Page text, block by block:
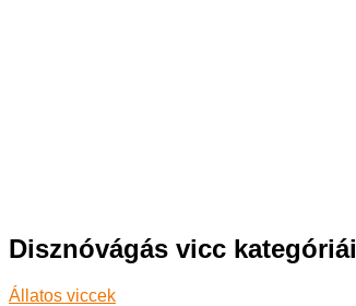
Disznóvágás vicc kategóriái
Állatos viccek